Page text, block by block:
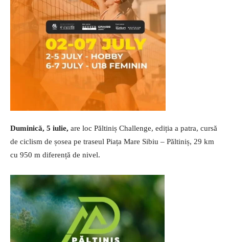
Duminică, 5 iulie, are loc Păltiniș Challenge, ediția a patra, cursă
de ciclism de șosea pe traseul Piața Mare Sibiu – Păltiniș, 29 km
cu 950 m diferență de nivel.